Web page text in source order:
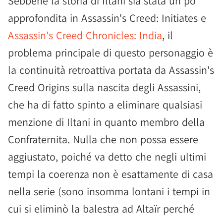
approfondita in Assassin's Creed: Initiates e
Assassin's Creed Chronicles: India, il
problema principale di questo personaggio è
la continuità retroattiva portata da Assassin's
Creed Origins sulla nascita degli Assassini,
che ha di fatto spinto a eliminare qualsiasi
menzione di Iltani in quanto membro della
Confraternita. Nulla che non possa essere
aggiustato, poiché va detto che negli ultimi
tempi la coerenza non è esattamente di casa
nella serie (sono insomma lontani i tempi in
cui si eliminò la balestra ad Altaïr perché